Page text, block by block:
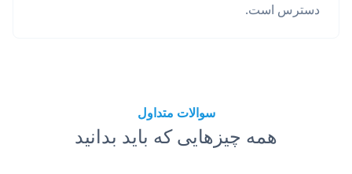
دسترس است.
سوالات متداول
همه چیزهایی که باید بدانید